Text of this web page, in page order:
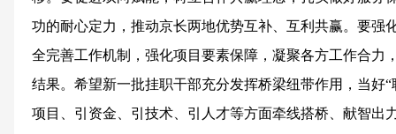
功的耐心定力，推动京长两地优势互补、互利共赢。要强
全完善工作机制，强化项目要素保障，凝聚各方工作合力
结果。希望新一批挂职干部充分发挥桥梁纽带作用，当好“
项目、引资金、引技术、引人才等方面牵线搭桥、献智出